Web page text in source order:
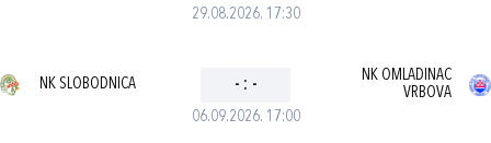
29.08.2026. 17:30
06.09.2026. 17:00
NK SLOBODNICA - : -
NK OMLADINAC
VRBOVA